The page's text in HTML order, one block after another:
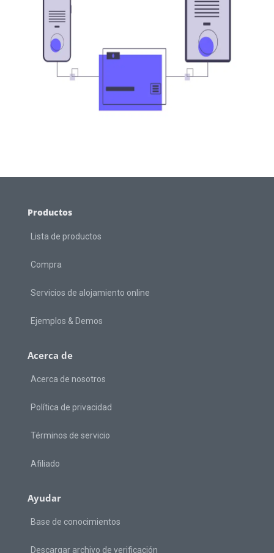
Productos
Lista de productos
Compra
Servicios de alojamiento online
Ejemplos & Demos
Acerca de
Acerca de nosotros
Política de privacidad
Términos de servicio
Afiliado
Ayudar
Base de conocimientos
Descargar archivo de verificación